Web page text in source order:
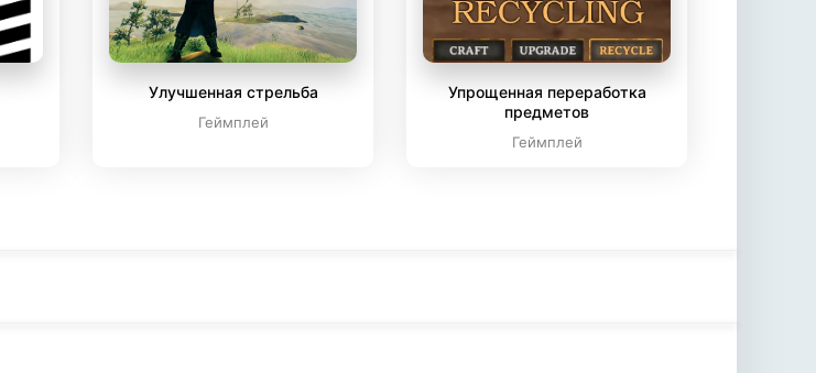
Улучшенная стрельба
Геймплей
Упрощенная переработка
предметов
Геймплей